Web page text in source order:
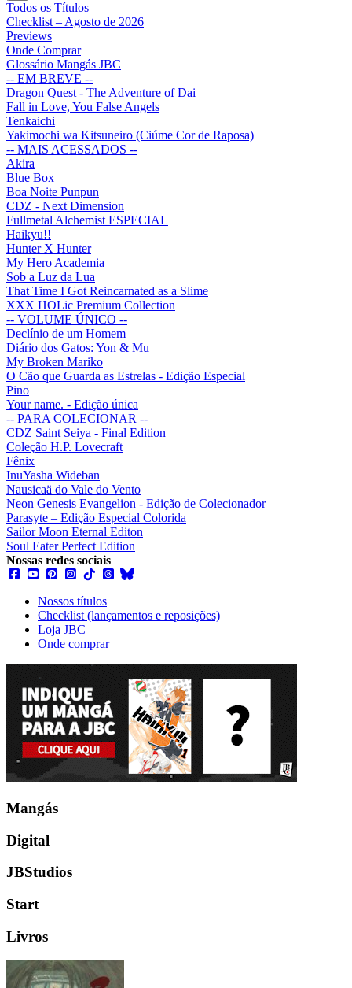
Todos os Títulos
Checklist – Agosto de 2026
Previews
Onde Comprar
Glossário Mangás JBC
-- EM BREVE --
Dragon Quest - The Adventure of Dai
Fall in Love, You False Angels
Tenkaichi
Yakimochi wa Kitsuneiro (Ciúme Cor de Raposa)
-- MAIS ACESSADOS --
Akira
Blue Box
Boa Noite Punpun
CDZ - Next Dimension
Fullmetal Alchemist ESPECIAL
Haikyu!!
Hunter X Hunter
My Hero Academia
Sob a Luz da Lua
That Time I Got Reincarnated as a Slime
XXX HOLic Premium Collection
-- VOLUME ÚNICO --
Declínio de um Homem
Diário dos Gatos: Yon & Mu
My Broken Mariko
O Cão que Guarda as Estrelas - Edição Especial
Pino
Your name. - Edição única
-- PARA COLECIONAR --
CDZ Saint Seiya - Final Edition
Coleção H.P. Lovecraft
Fênix
InuYasha Wideban
Nausicaä do Vale do Vento
Neon Genesis Evangelion - Edição de Colecionador
Parasyte – Edição Especial Colorida
Sailor Moon Eternal Editon
Soul Eater Perfect Edition
Nossas redes sociais
Nossos títulos
Checklist (lançamentos e reposições)
Loja JBC
Onde comprar
Mangás
Digital
JBStudios
Start
Livros